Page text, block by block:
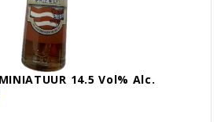
14.5 Vol% Alc.